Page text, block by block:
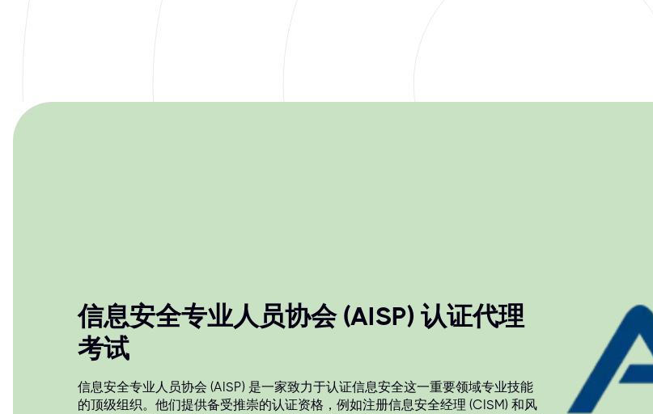
信息安全专业人员协会 (AISP) 认证代理
考试
信息安全专业人员协会 (AISP) 是一家致力于认证信息安全这一重要领域专业技能
的顶级组织。他们提供备受推崇的认证资格，例如注册信息安全经理 (CISM) 和风